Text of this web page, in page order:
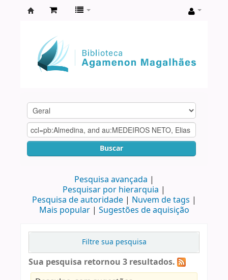
Agamenon
Magalhães
Buscar
Pesquisa avançada
Pesquisar por hierarquia
Pesquisa de autoridade
Nuvem de tags
Mais popular
Sugestões de aquisição
Filtre sua pesquisa
Sua pesquisa retornou 3 resultados.